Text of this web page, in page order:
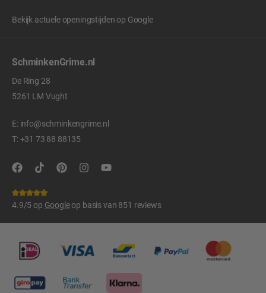
Bekijk actuele openingstijden op Google
SchminkenGrime.nl
De Ring 28
5261 LM Vught
E: info@schminkengrime.nl
T:+31 73 88 88135
4.9/5 op Googleop basis van 851 reviews